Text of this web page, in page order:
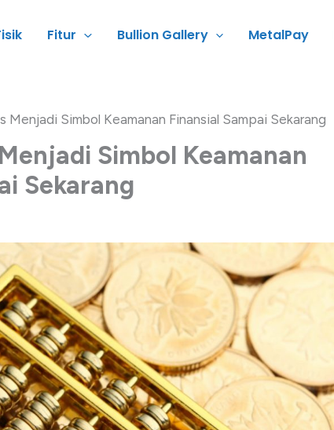
Fitur Bullion Gallery MetalPay
Menjadi Simbol Keamanan Finansial Sampai Sekarang
Simbol Keamanan
Sekarang